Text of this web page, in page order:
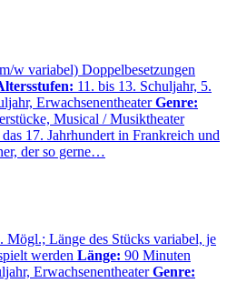
w variabel) Doppelbesetzungen
11. bis 13. Schuljahr, 5.
Erwachsenentheater Genre:
Musical / Musiktheater
17. Jahrhundert in Frankreich und
der so gerne…
Mögl.; Länge des Stücks variabel, je
werden Länge: 90 Minuten
Erwachsenentheater Genre: